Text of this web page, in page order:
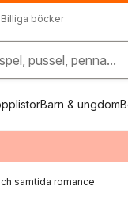
Billiga böcker
pussel, penna...
Barn & ungdom
samtida romance